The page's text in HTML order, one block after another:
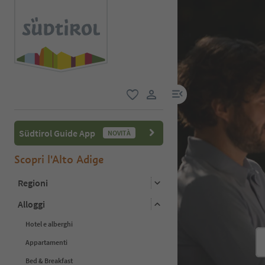
user link
menu link
Südtirol Guide App NOVITÀ
Scopri l'Alto Adige
Regioni
Alloggi
Hotel e alberghi
Appartamenti
Bed & Breakfast